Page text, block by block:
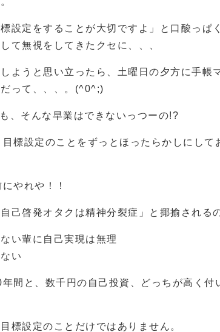
設定をすることが大切ですよ」と口酸っぱ
て無視をしてきたクセに、、、
ようと思い立ったら、土曜日の夕方に手帳
って、、、。(^0^;)
、そんな早業はできないっつーの!?
標設定のことをずっとほったらかしにして
やれや！！
己啓発オタクは精神分裂症」と揶揄される
い輩に自己実現は無理
い
間と、数千円の自己投資、どっちが高く付
標設定のことだけではありません。